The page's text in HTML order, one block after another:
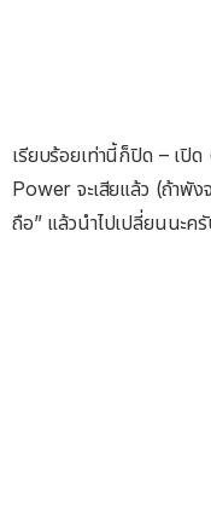
เรียบร้อยเท่านี้ก็ปิด – เปิ
Power จะเสียแล้ว (ถ้าพัง
ถือ” แล้วนำไปเปลี่ยนนะค